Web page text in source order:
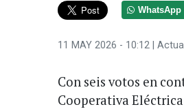
WhatsApp
11 MAY 2026 - 10:12 |
Con seis votos en
Cooperativa